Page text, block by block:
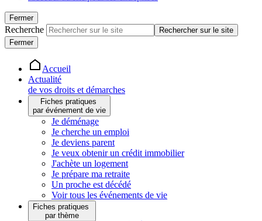
Fermer
Recherche
Rechercher sur le site
Fermer
Accueil
Actualité
de vos droits et démarches
Fiches pratiques
par événement de vie
Je déménage
Je cherche un emploi
Je deviens parent
Je veux obtenir un crédit immobilier
J'achète un logement
Je prépare ma retraite
Un proche est décédé
Voir tous les événements de vie
Fiches pratiques
par thème